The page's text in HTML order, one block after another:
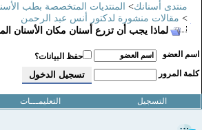
منتدى أسنانك>المنتديات المتخصصة بطب
>مقالات منشورة لدكتور أنس عبد الرحمن
لماذا يجب أن تزرع أسنان مكان الأسنان
اسم العضو
حفظ البيانات؟
كلمة المرور
التسجيل التعليمـــات